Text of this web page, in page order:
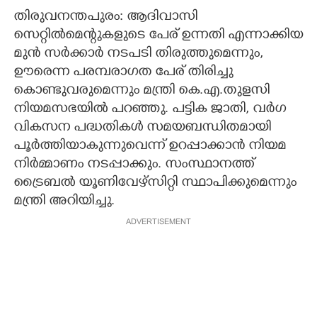
CARTOONS
ZOOM
CONTACT US
തിരുവനന്തപുരം: ആദിവാസി
സെറ്റിൽമെന്റുകളുടെ പേര് ഉന്നതി എന്നാക്കിയ
മുൻ സർക്കാർ നടപടി തിരുത്തുമെന്നും,
ഊരെന്ന പരമ്പരാഗത പേര് തിരിച്ചു
കൊണ്ടുവരുമെന്നും മന്ത്രി കെ.എ.തുളസി
നിയമസഭയിൽ പറഞ്ഞു. പട്ടിക ജാതി, വർഗ
വികസന പദ്ധതികൾ സമയബന്ധിതമായി
പൂർത്തിയാകുന്നുവെന്ന് ഉറപ്പാക്കാൻ നിയമ
നിർമ്മാണം നടപ്പാക്കും. സംസ്ഥാനത്ത്
ട്രൈബൽ യൂണിവേഴ്സിറ്റി സ്ഥാപിക്കുമെന്നും
മന്ത്രി അറിയിച്ചു.
ADVERTISEMENT